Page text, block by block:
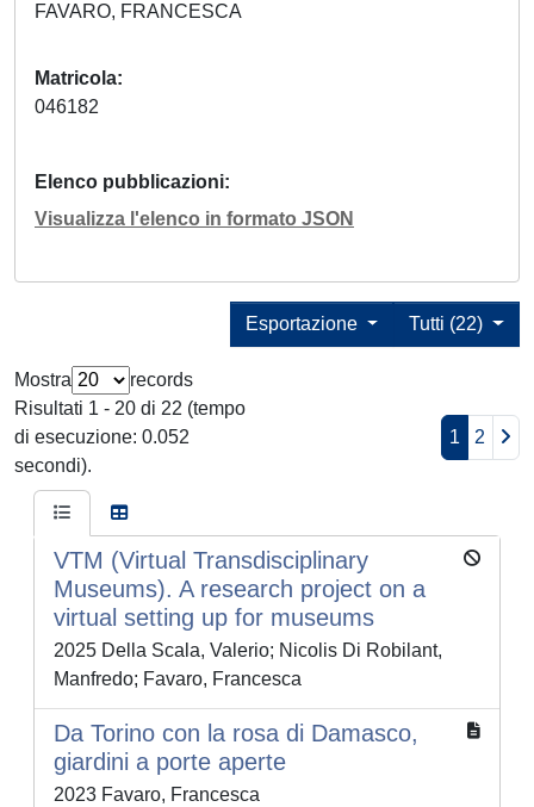
FAVARO, FRANCESCA
Matricola
046182
Elenco pubblicazioni
Visualizza l'elenco in formato JSON
Tutti (22)
Esportazione
Mostra
records
Risultati 1 - 20 di 22 (tempo
di esecuzione: 0.052
secondi).
1 2
VTM (Virtual Transdisciplinary
Museums). A research project on a
virtual setting up for museums
2025 Della Scala, Valerio; Nicolis Di Robilant,
Manfredo; Favaro, Francesca
Da Torino con la rosa di Damasco,
giardini a porte aperte
2023 Favaro, Francesca